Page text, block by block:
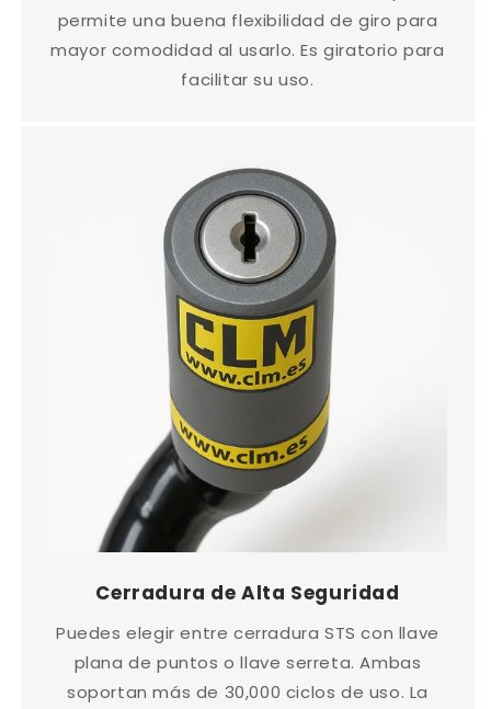
permite una buena flexibilidad de giro para
mayor comodidad al usarlo. Es giratorio para
facilitar su uso.
Cerradura de Alta Seguridad
Puedes elegir entre cerradura STS con llave
plana de puntos o llave serreta. Ambas
soportan más de 30,000 ciclos de uso. La